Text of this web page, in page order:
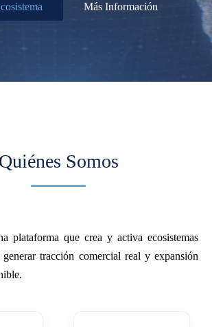
Más Información
Quiénes Somos
plataforma que crea y activa ecosistemas
generar tracción comercial real y expansión